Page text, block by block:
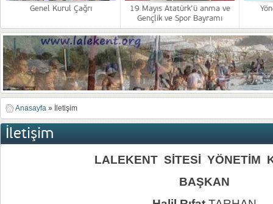
22:57 Bilgilendirme 27.11.2025
Lalekent sitesi Denetim ve Faaliyet raporları
12:01-10 Kasım
Genel Kurul Çağrı
19 Mayıs Atatürk’ü anma ve
Gençlik ve Spor Bayramı
Anasayfa » İletişim
İletişim
LALEKENT SİTESİ YÖNETİM
BAŞKAN